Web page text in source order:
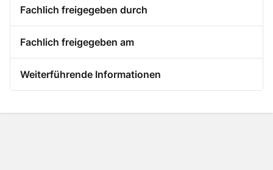
Fachlich freigegeben durch
Fachlich freigegeben am
Weiterführende Informationen